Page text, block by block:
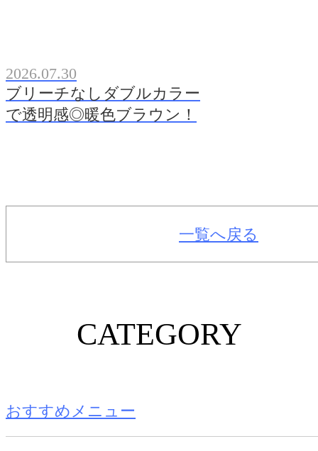
2026.07.30
ブリーチなしダブルカラー
で透明感◎暖色ブラウン！
一覧へ戻る
CATEGORY
おすすめメニュー